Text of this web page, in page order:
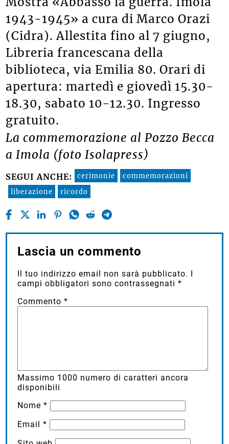
1943-1945» a cura di Marco Orazi
(Cidra). Allestita fino al 7 giugno,
Libreria francescana della
biblioteca, via Emilia 80. Orari di
apertura: martedì e giovedì 15.30-
18.30, sabato 10-12.30. Ingresso
gratuito.
La commemorazione al Pozzo Becca
a Imola (foto Isolapress)
SEGUI ANCHE: cerimonie
commemorazioni
liberazione
ricordo
Lascia un commento
Il tuo indirizzo email non sarà pubblicato. I
campi obbligatori sono contrassegnati*
Commento*
Massimo 1000 numero di caratteri ancora
disponibili
Nome*
Email*